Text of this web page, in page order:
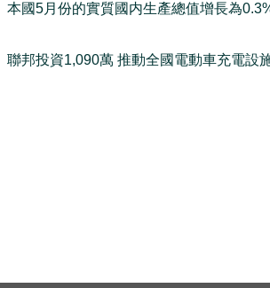
本國5月份的實質國内生產總值增長為
聯邦投資1,090萬 推動全國電動車充電設